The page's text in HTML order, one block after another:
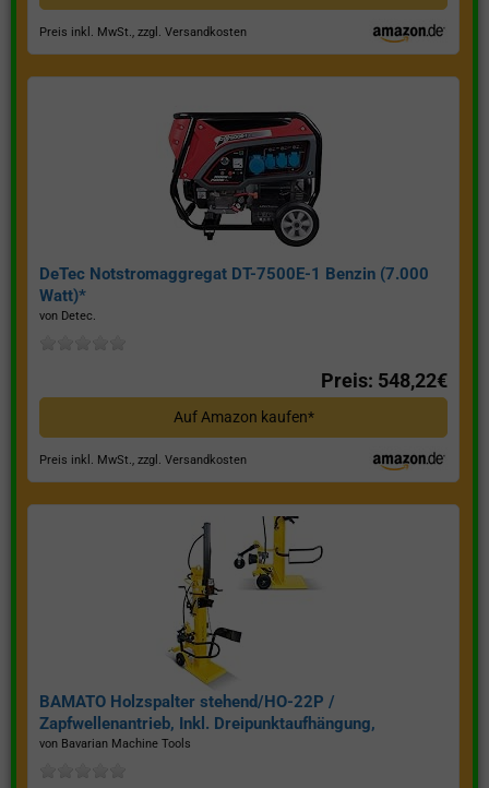
Preis inkl. MwSt., zzgl. Versandkosten
DeTec Notstromaggregat DT-7500E-1 Benzin (7.000
Watt)*
von Detec.
Preis: 548,22€
Auf Amazon kaufen*
Preis inkl. MwSt., zzgl. Versandkosten
BAMATO Holzspalter stehend/HO-22P /
Zapfwellenantrieb, Inkl. Dreipunktaufhängung,
Spaltkraft 22 Tonnen*
von Bavarian Machine Tools